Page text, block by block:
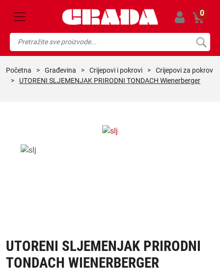
0
početna > građevina > crijepovi i pokrovi >
crijepovi za pokrov
>
UTORENI SLJEMENJAK PRIRODNI TONDACH Wienerberger
UTORENI SLJEMENJAK PRIRODNI
TONDACH WIENERBERGER